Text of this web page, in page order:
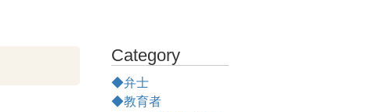
Category
◆弁士
◆教育者